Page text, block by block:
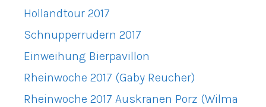
Hollandtour 2017
Schnupperrudern 2017
Einweihung Bierpavillon
Rheinwoche 2017 (Gaby Reucher)
Rheinwoche 2017 Auskranen Porz (Wilma